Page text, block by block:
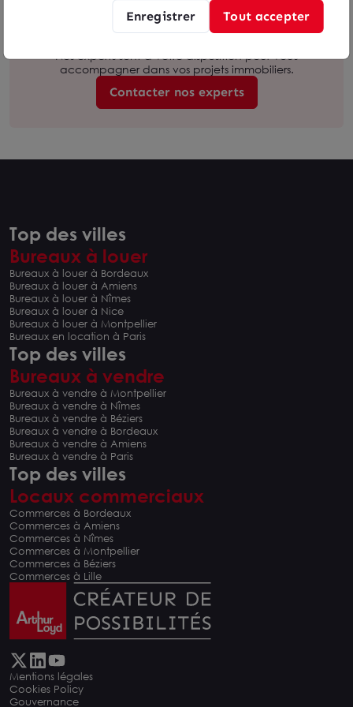
Besoin d'être accompagné ?
Nos experts sont à votre disposition pour vous
accompagner dans vos projets immobiliers.
Contacter nos experts
Top des villes
Bureaux à louer
Bureaux à louer à Bordeaux
Bureaux à louer à Amiens
Bureaux à louer à Nîmes
Bureaux à louer à Nice
Bureaux à louer à Montpellier
Bureaux en location à Paris
Top des villes
Bureaux à vendre
Bureaux à vendre à Montpellier
Bureaux à vendre à Nîmes
Bureaux à vendre à Béziers
Bureaux à vendre à Bordeaux
Bureaux à vendre à Amiens
Bureaux à vendre à Paris
Top des villes
Locaux commerciaux
Commerces à Bordeaux
Commerces à Amiens
Commerces à Nîmes
Commerces à Montpellier
Commerces à Béziers
Commerces à Lille
Mentions légales
Cookies Policy
Gouvernance
Enregistrer Tout accepter